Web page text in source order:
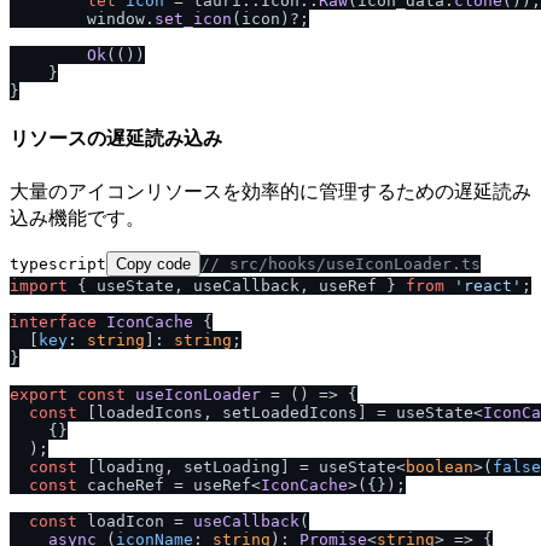
        window.
set_icon (icon)?;
Ok(())
    }
リソースの遅延読み込み
大量のアイコンリソースを効率的に管理するための遅延読み
込み機能です。
typescript Copy code / / src / hooks /useIconLoader.ts
import { useState, useCallback, useRef } from 'react' ;
interface
IconCache {
key : string ]: string ;
}
export
const useIconLoader = ( ) => {
const [loadedIcons, setLoadedIcons] = useState<
    {}
  );
const [loading, setLoading] = useState<boolean>( false
const cacheRef = useRef<IconCache>({});
const loadIcon = useCallback (
async ( iconName : string ): Promise<string> => {